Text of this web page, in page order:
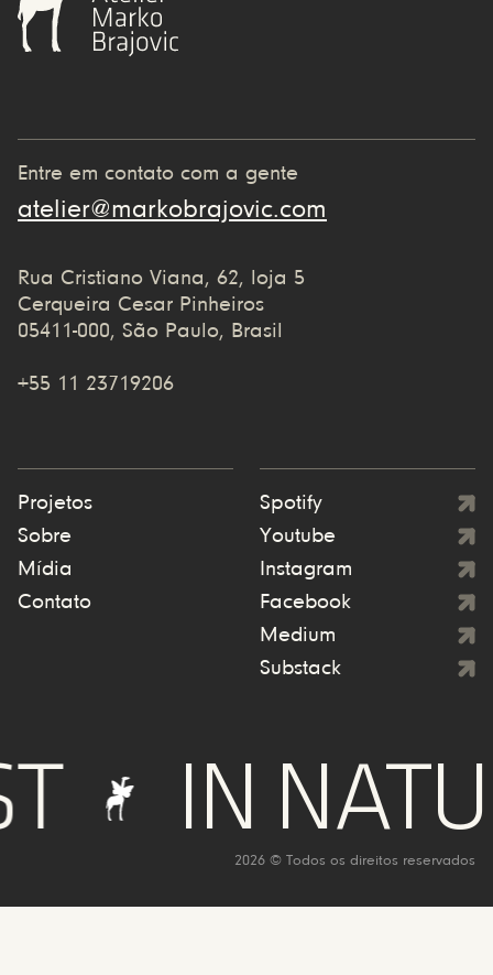
Entre em contato com a gente
atelier@markobrajovic.com
Rua Cristiano Viana, 62, loja 5
Cerqueira Cesar Pinheiros
05411-000, São Paulo, Brasil
+55 11 23719206
Projetos
Sobre
Mídia
Contato
Spotify
Youtube
Instagram
Facebook
Medium
Substack
IN NATURE
2026 © Todos os direitos reservados